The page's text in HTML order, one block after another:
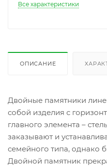
Все характеристики
ОПИСАНИЕ
Двойные памятники
собой изделия с
главного элемента –
заказывают и
семейного типа, однако
Двойной памятник